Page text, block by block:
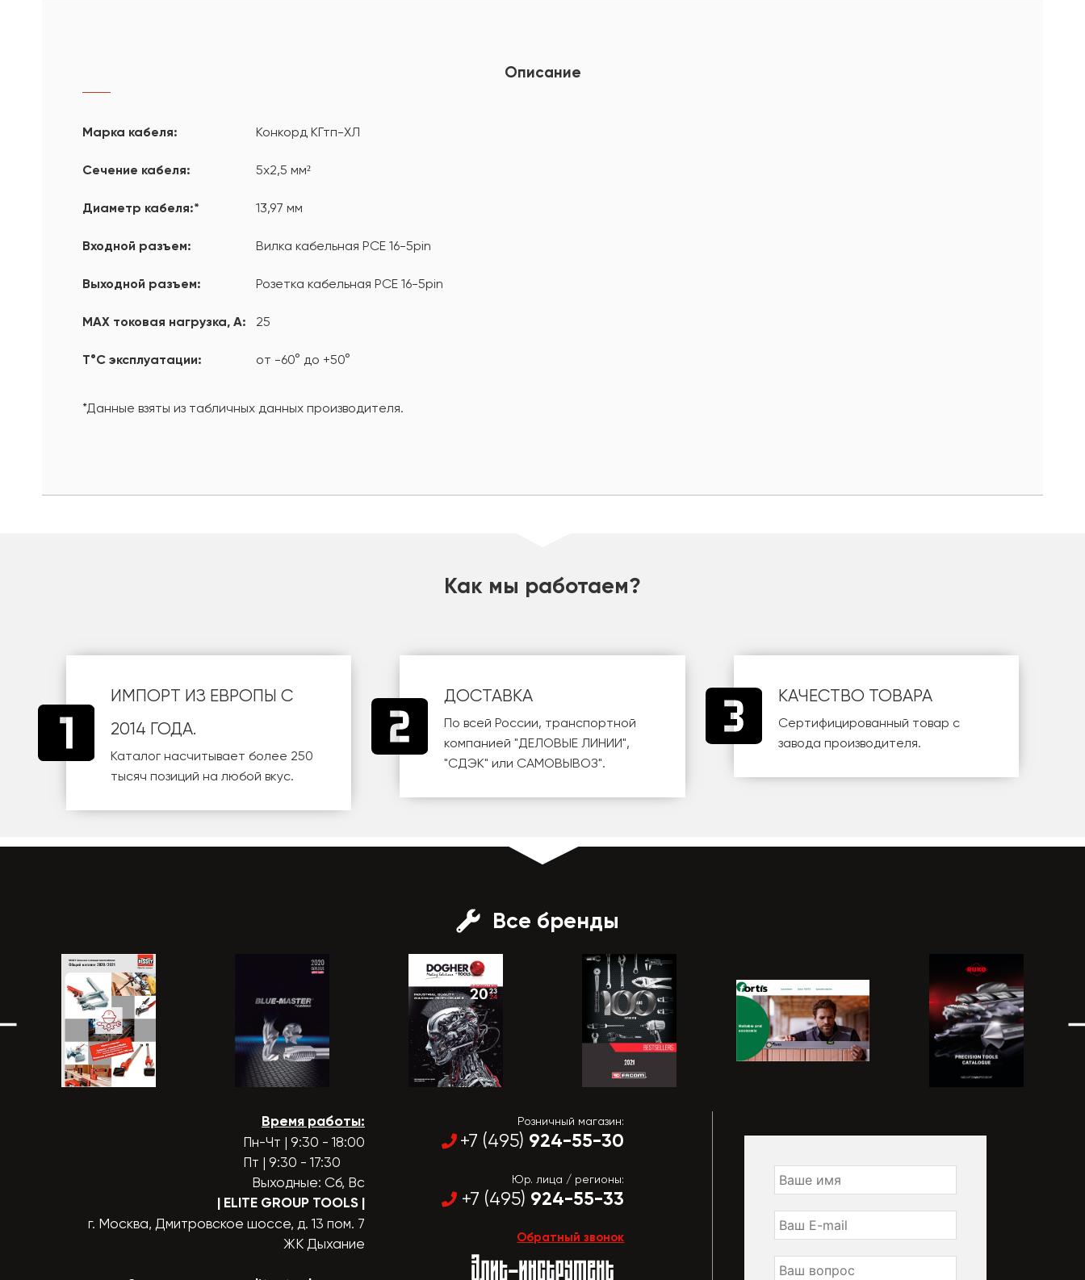
Описание
Марка кабеля: Конкорд КГтп-ХЛ
Сечение кабеля: 5х2,5 мм²
Диаметр кабеля:* 13,97 мм
Входной разъем: Вилка кабельная PCE 16-5pin
Выходной разъем: Розетка кабельная PCE 16-5pin
MAX токовая нагрузка, А: 25
T°С эксплуатации: от -60° до +50°
*Данные взяты из табличных данных производителя.
Как мы работаем?
ИМПОРТ ИЗ ЕВРОПЫ С
2014 ГОДА.
Каталог насчитывает более 250
тысяч позиций на любой вкус.
ДОСТАВКА
По всей России, транспортной
компанией"ДЕЛОВЫЕ ЛИНИИ",
"СДЭК" или САМОВЫВОЗ".
КАЧЕСТВО ТОВАРА
Сертифицированный товар с
завода производителя.
Все бренды
Время работы:
Пн-Чт | 9:30 - 18:00
Пт | 9:30 - 17:30
Выходные: Сб, Вс
| ELITE GROUP TOOLS |
г. Москва, Дмитровское шоссе, д. 13 пом. 7
ЖК Дыхание
Розничный магазин:
+7 (495) 924-55-30
Юр. лица / регионы:
+7 (495) 924-55-33
Обратный звонок